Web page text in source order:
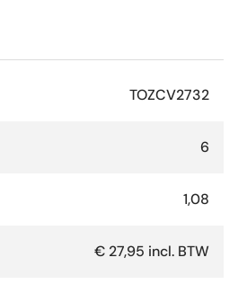
TOZCV2732
6
1,08
€ 27,95 incl. BTW